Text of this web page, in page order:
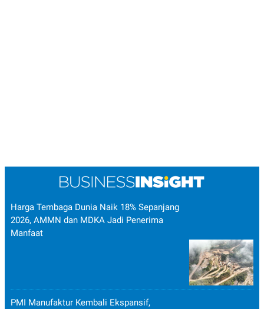
Harga Tembaga Dunia Naik 18% Sepanjang
2026, AMMN dan MDKA Jadi Penerima
Manfaat
PMI Manufaktur Kembali Ekspansif,